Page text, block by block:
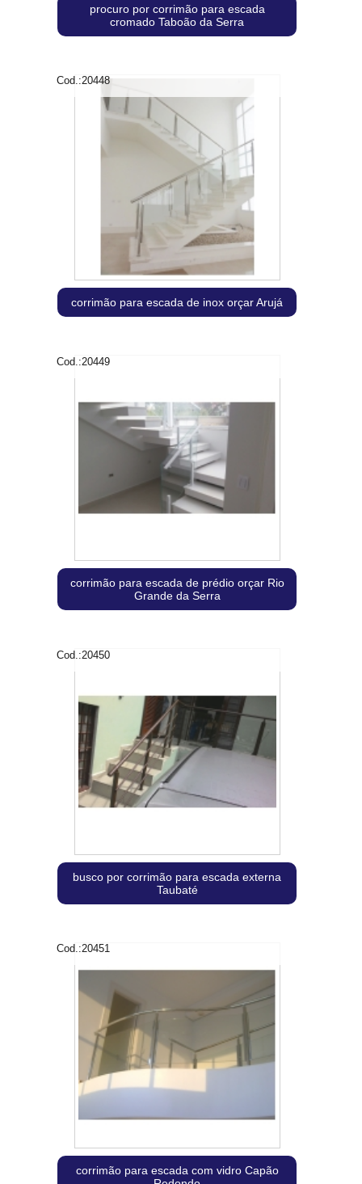
procuro por corrimão para escada
cromado Taboão da Serra
Cod.:20448
corrimão para escada de inox orçar Arujá
Cod.:20449
corrimão para escada de prédio orçar Rio
Grande da Serra
Cod.:20450
busco por corrimão para escada externa
Taubaté
Cod.:20451
corrimão para escada com vidro Capão